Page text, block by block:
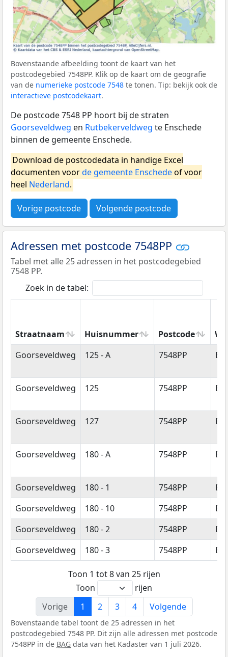
Bovenstaande afbeelding toont de kaart van het
postcodegebied 7548PP. Klik op de kaart om de geografie
van de numerieke postcode 7548 te tonen. Tip: bekijk ook de
interactieve postcodekaart.
De postcode 7548 PP hoort bij de straten
Goorseveldweg en Rutbekerveldweg te Enschede
binnen de gemeente Enschede.
Download de postcodedata in handige Excel
documenten voorde gemeente Enschedeof voor
heel Nederland.
Vorige postcode Volgende postcode
Adressen met postcode 7548PP
Tabel met alle 25 adressen in het postcodegebied
7548 PP.
Zoek in de tabel:
Straatnaam Huisnummer Postcode
Straatnaam
Huisnummer Postcode
Goorseveldweg 125 - A 7548PP
Goorseveldweg 125 7548PP
Goorseveldweg 127 7548PP
Goorseveldweg 180 - A 7548PP
Goorseveldweg 180 - 1 7548PP
Goorseveldweg
180 - 10 7548PP
Goorseveldweg
180 - 2 7548PP
Goorseveldweg
180 - 3 7548PP
Toon 1 tot 8 van 25 rijen
Toon
rijen
Vorige
1 2 3 4 Volgende
Bovenstaande tabel toont de 25 adressen in het
postcodegebied 7548 PP. Dit zijn alle adressen met postcode
7548PP in de BAG data van het Kadaster van 1 juli 2026.